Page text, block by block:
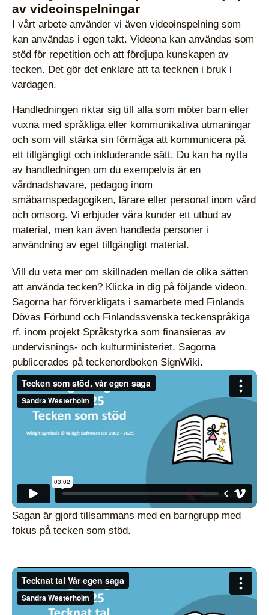
av videoinspelningar
I vårt arbete använder vi även videoinspelning som
kan användas i egen takt. Videona kan användas som
stöd för repetition och att fördjupa kunskapen av
tecken. Det gör det enklare att ta tecknen i bruk i
vardagen.
Handledningen riktar sig till alla som möter barn eller
vuxna med språkliga eller kommunikativa utmaningar
och som vill stärka sin förmåga att kommunicera på
ett tillgängligt och inkluderande sätt. Du kan ha nytta
av handledningen om du exempelvis är en
vårdnadshavare, pedagog inom
småbarnspedagogiken, lärare eller personal inom vård
och omsorg. Vi erbjuder våra kunder ett utbud av
material, men kan även handleda personer i
användning av eget tillgängligt material.
Vill du veta mer om skillnaden mellan de olika sätten
att använda tecken? Klicka in dig på följande videon.
Sagorna har förverkligats i samarbete med Finlands
Dövas Förbund och Finlandssvenska teckenspråkiga
rf. inom projekt Språkstyrka som finansieras av
undervisnings- och kulturministeriet. Sagorna
publicerades på teckenordboken SignWiki.
Sagan är gjord tillsammans med en barngrupp med
fokus på tecken som stöd.